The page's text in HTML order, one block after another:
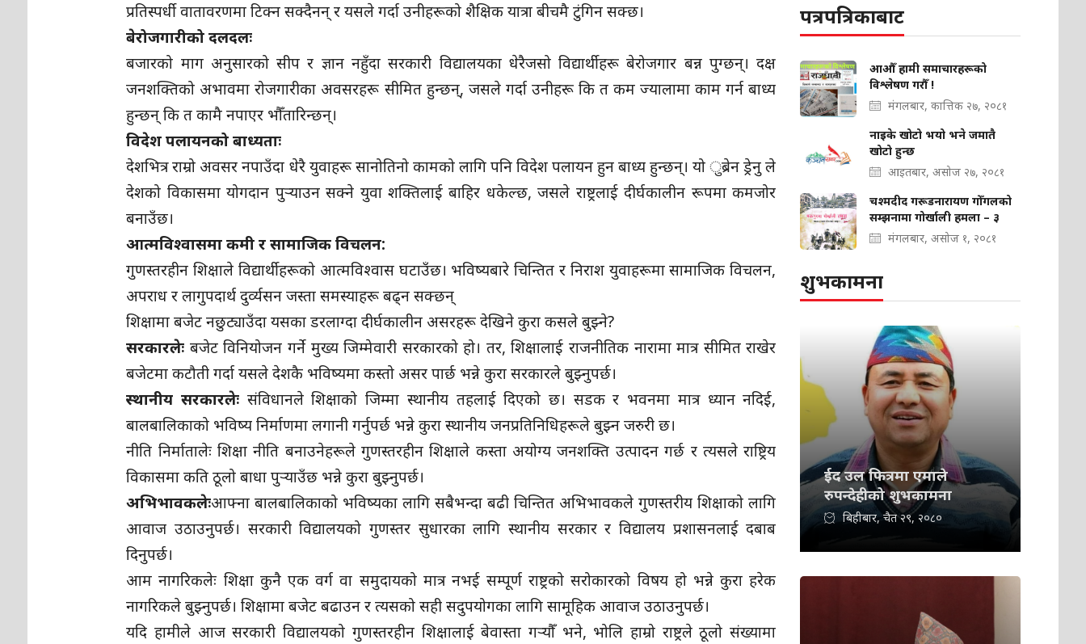
प्रतिस्पर्धी वातावरणमा टिक्न सक्दैनन् र यसले गर्दा उनीहरूको शैक्षिक यात्रा बीचमै टुंगिन सक्छ।
बेरोजगारीको दलदलः
बजारको माग अनुसारको सीप र ज्ञान नहुँदा सरकारी विद्यालयका धेरैजसो विद्यार्थीहरू बेरोजगार बन्न पुग्छन्। दक्ष
जनशक्तिको अभावमा रोजगारीका अवसरहरू सीमित हुन्छन्, जसले गर्दा उनीहरू कि त कम ज्यालामा काम गर्न बाध्य
हुन्छन् कि त कामै नपाएर भौँतारिन्छन्।
विदेश पलायनको बाध्यताः
देशभित्र राम्रो अवसर नपाउँदा धेरै युवाहरू सानोतिनो कामको लागि पनि विदेश पलायन हुन बाध्य हुन्छन्। यो ुब्रेन ड्रेनु ले
देशको विकासमा योगदान पुर्‍याउन सक्ने युवा शक्तिलाई बाहिर धकेल्छ, जसले राष्ट्रलाई दीर्घकालीन रूपमा कमजोर
बनाउँछ।
आत्मविश्वासमा कमी र सामाजिक विचलन:
गुणस्तरहीन शिक्षाले विद्यार्थीहरूको आत्मविश्वास घटाउँछ। भविष्यबारे चिन्तित र निराश युवाहरूमा सामाजिक विचलन,
अपराध र लागुपदार्थ दुर्व्यसन जस्ता समस्याहरू बढ्न सक्छन्
शिक्षामा बजेट नछुट्याउँदा यसका डरलाग्दा दीर्घकालीन असरहरू देखिने कुरा कसले बुझ्ने?
सरकारलेः बजेट विनियोजन गर्ने मुख्य जिम्मेवारी सरकारको हो। तर, शिक्षालाई राजनीतिक नारामा मात्र सीमित राखेर
बजेटमा कटौती गर्दा यसले देशकै भविष्यमा कस्तो असर पार्छ भन्ने कुरा सरकारले बुझ्नुपर्छ।
स्थानीय सरकारलेः संविधानले शिक्षाको जिम्मा स्थानीय तहलाई दिएको छ। सडक र भवनमा मात्र ध्यान नदिई,
बालबालिकाको भविष्य निर्माणमा लगानी गर्नुपर्छ भन्ने कुरा स्थानीय जनप्रतिनिधिहरूले बुझ्न जरुरी छ।
नीति निर्मातालेः शिक्षा नीति बनाउनेहरूले गुणस्तरहीन शिक्षाले कस्ता अयोग्य जनशक्ति उत्पादन गर्छ र त्यसले राष्ट्रिय
विकासमा कति ठूलो बाधा पुर्‍याउँछ भन्ने कुरा बुझ्नुपर्छ।
अभिभावकलेःआफ्ना बालबालिकाको भविष्यका लागि सबैभन्दा बढी चिन्तित अभिभावकले गुणस्तरीय शिक्षाको लागि
आवाज उठाउनुपर्छ। सरकारी विद्यालयको गुणस्तर सुधारका लागि स्थानीय सरकार र विद्यालय प्रशासनलाई दबाब
दिनुपर्छ।
आम नागरिकलेः शिक्षा कुनै एक वर्ग वा समुदायको मात्र नभई सम्पूर्ण राष्ट्रको सरोकारको विषय हो भन्ने कुरा हरेक
नागरिकले बुझ्नुपर्छ। शिक्षामा बजेट बढाउन र त्यसको सही सदुपयोगका लागि सामूहिक आवाज उठाउनुपर्छ।
यदि हामीले आज सरकारी विद्यालयको गुणस्तरहीन शिक्षालाई बेवास्ता गर्‍यौँ भने, भोलि हाम्रो राष्ट्रले ठूलो संख्यामा
पत्रपत्रिकाबाट
आऔँ हामी समाचारहरूको
विश्लेषण गरौँ !
मंगलबार, कात्तिक २७, २०८१
नाइके खोटो भयो भने जमातै
खोटो हुन्छ
आइतबार, असोज २७, २०८१
चश्मदीद गरूडनारायण गोँगलको
सम्झनामा गोर्खाली हमला – ३
मंगलबार, असोज १, २०८१
शुभकामना
ईद उल फित्रमा एमाले
रुपन्देहीको शुभकामना
बिहीबार, चैत २९, २०८०